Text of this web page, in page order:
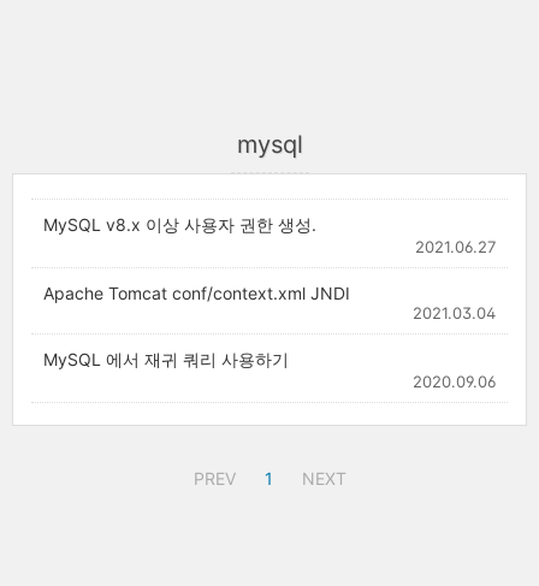
mysql
MySQL v8.x 이상 사용자 권한 생성.
2021.06.27
Apache Tomcat conf/context.xml JNDI
2021.03.04
MySQL 에서 재귀 쿼리 사용하기
2020.09.06
PREV 1 NEXT